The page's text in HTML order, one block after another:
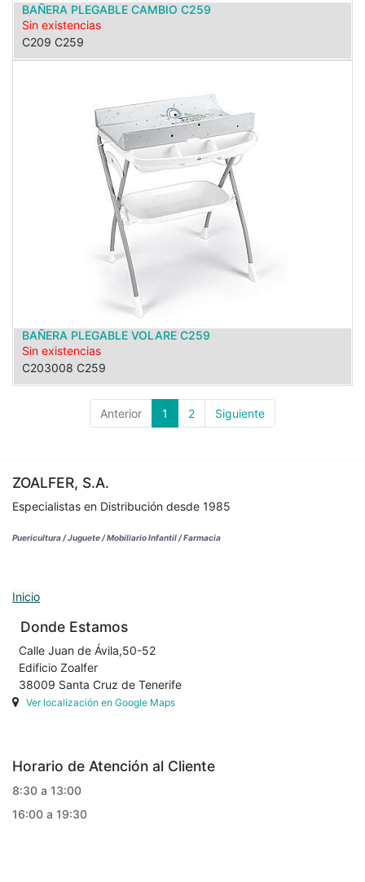
BAÑERA PLEGABLE CAMBIO C259
Sin existencias
C209 C259
BAÑERA PLEGABLE VOLARE C259
Sin existencias
C203008 C259
Anterior 1 2 Siguiente
ZOALFER, S.A.
Especialistas en Distribución desde 1985
Puericultura / Juguete / Mobiliario Infantil / Farmacia
Inicio
Donde Estamos
Calle Juan de Ávila,50-52
Edificio Zoalfer
38009 Santa Cruz de Tenerife
Ver localización en Google Maps
Horario de Atención al Cliente
8:30 a 13:00
16:00 a 19:30